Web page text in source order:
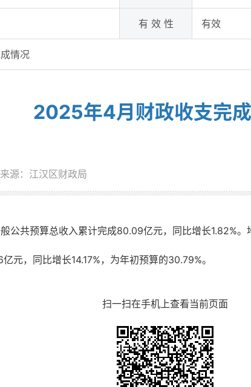
有 效 性 有效
情况
2025年4月财政收支完
来源：江汉区财政局
公共预算总收入累计完成80.09亿元，同比增长1.82%
元，同比增长14.17%，为年初预算的30.79%。
扫一扫在手机上查看当前页面